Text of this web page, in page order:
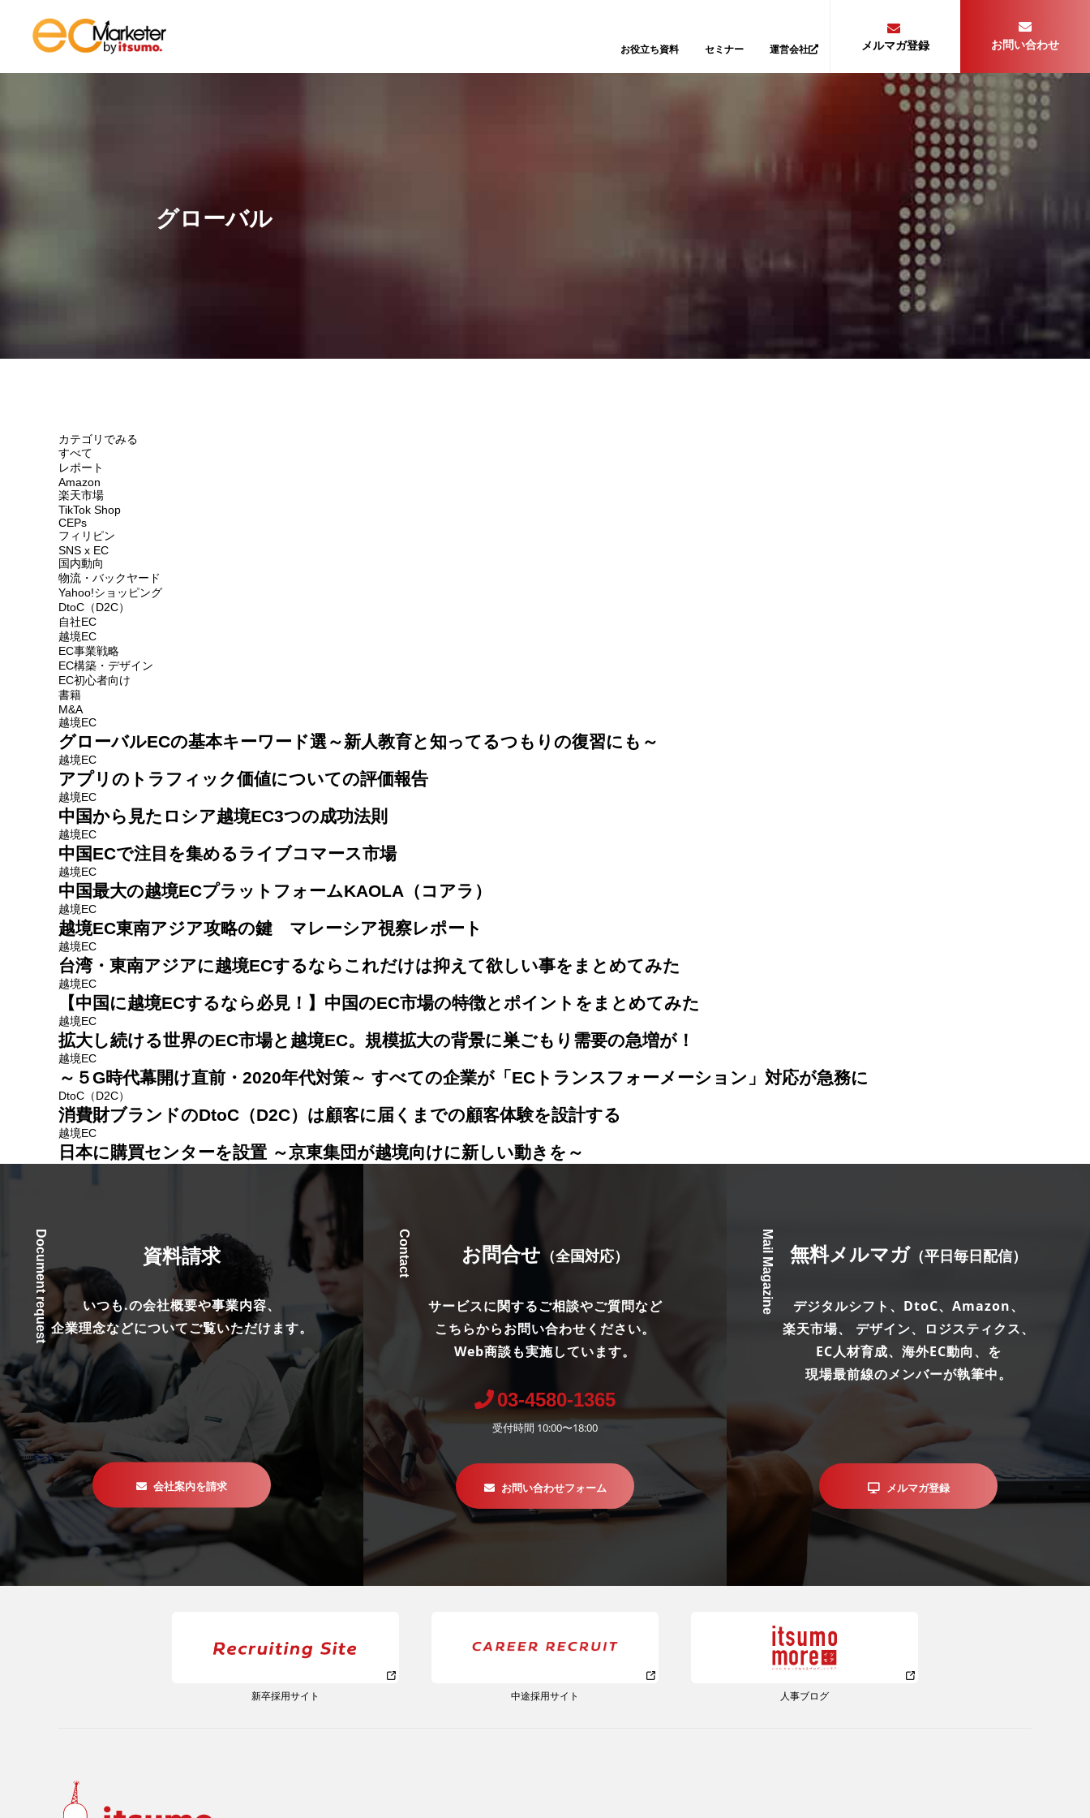
お役立ち資料 セミナー 運営会社 メルマガ登録 お問い合わせ
グローバル
カテゴリでみる
すべて
レポート
Amazon
楽天市場
TikTok Shop
CEPs
フィリピン
SNS x EC
国内動向
物流・バックヤード
Yahoo!ショッピング
DtoC（D2C）
自社EC
越境EC
EC事業戦略
EC構築・デザイン
EC初心者向け
書籍
M&A
越境EC
グローバルECの基本キーワード選～新人教育と知ってるつもりの復習にも～
越境EC
アプリのトラフィック価値についての評価報告
越境EC
中国から見たロシア越境EC3つの成功法則
越境EC
中国ECで注目を集めるライブコマース市場
越境EC
中国最大の越境ECプラットフォームKAOLA（コアラ）
越境EC
越境EC東南アジア攻略の鍵 マレーシア視察レポート
越境EC
台湾・東南アジアに越境ECするならこれだけは抑えて欲しい事をまとめてみた
越境EC
【中国に越境ECするなら必見！】中国のEC市場の特徴とポイントをまとめてみた
越境EC
拡大し続ける世界のEC市場と越境EC。規模拡大の背景に巣ごもり需要の急増が！
越境EC
～５G時代幕開け直前・2020年代対策～ すべての企業が「ECトランスフォーメーション」対応が急務に
DtoC（D2C）
消費財ブランドのDtoC（D2C）は顧客に届くまでの顧客体験を設計する
越境EC
日本に購買センターを設置 ～京東集団が越境向けに新しい動きを～
Document request 資料請求
いつも.の会社概要や事業内容、
企業理念などについてご覧いただけます。
会社案内を請求
Contact お問合せ （全国対応）
サービスに関するご相談やご質問など
こちらからお問い合わせください。
Web商談も実施しています。
03-4580-1365
受付時間 10:00〜18:00
お問い合わせフォーム
Mail Magazine 無料メルマガ （平日毎日配信）
デジタルシフト、DtoC、Amazon、
楽天市場、 デザイン、ロジスティクス、
EC人材育成、海外EC動向、を
現場最前線のメンバーが執筆中。
メルマガ登録
新卒採用サイト 中途採用サイト 人事ブログ